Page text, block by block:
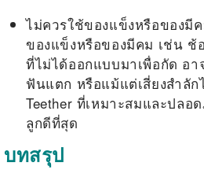
ไม่ควรใช้ของแข็งหรือของมี
ของแข็งหรือของมีคม เช่น ช้
ที่ไม่ได้ออกแบบมาเพื่อกัด อา
ฟันแตก หรือแม้แต่เสี่ยงสำลัก
Teether ที่เหมาะสมและปล
ลูกดีที่สุด
บทสรุป